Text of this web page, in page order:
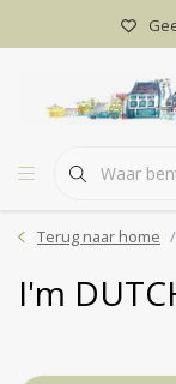
Terug naar home
I'm